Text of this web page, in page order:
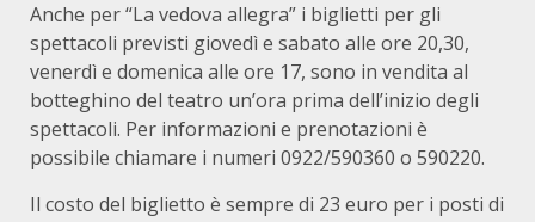
Anche per “La vedova allegra” i biglietti per gli
spettacoli previsti giovedì e sabato alle ore 20,30,
venerdì e domenica alle ore 17, sono in vendita al
botteghino del teatro un’ora prima dell’inizio degli
spettacoli. Per informazioni e prenotazioni è
possibile chiamare i numeri 0922/590360 o 590220.
Il costo del biglietto è sempre di 23 euro per i posti di